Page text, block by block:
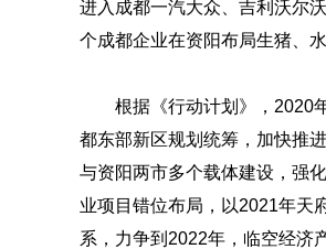
进入成都一汽大众、吉利沃尔
个成都企业在资阳布局生猪、
根据《行动计划》，2020
都东部新区规划统筹，加快推
与资阳两市多个载体建设，强
业项目错位布局，以2021年天
系，力争到2022年，临空经济